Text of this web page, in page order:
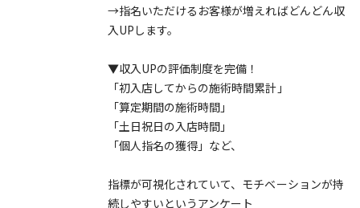
→指名いただけるお客様が増えればどんどん収
入UPします。
▼収入UPの評価制度を完備！
「初入店してからの施術時間累計」
「算定期間の施術時間」
「土日祝日の入店時間」
「個人指名の獲得」など、
指標が可視化されていて、モチベーションが持
続しやすいというアンケート